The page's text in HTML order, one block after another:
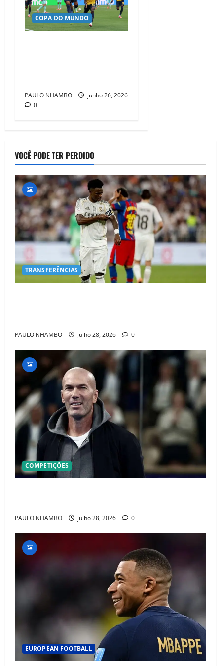
COPA DO MUNDO
PAULO NHAMBO
junho 26, 2026
0
VOCÊ PODE TER PERDIDO
TRANSFERÊNCIAS
PAULO NHAMBO julho 28, 2026 0
COMPETIÇÕES
PAULO NHAMBO julho 28, 2026 0
EUROPEAN FOOTBALL